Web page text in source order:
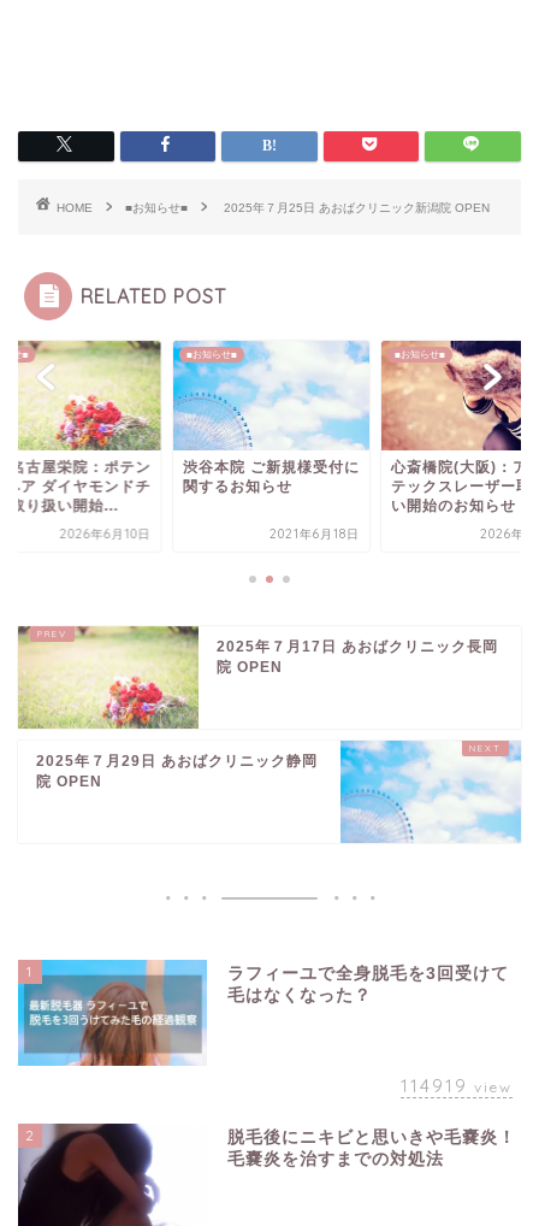
HOME ■お知らせ■ 2025年７月25日 あおばクリニック新潟院 OPEN
RELATED POST
らせ■
名古屋栄院：ポテン
ヘア ダイヤモンドチ
取り扱い開始...
2026年6月10日
■お知らせ■
渋谷本院 ご新規様受付に
関するお知らせ
2021年6月18日
■お知らせ■
心斎橋院(大阪)：ア
テックスレーザー取
い開始のお知らせ
2026年2
2025年７月17日 あおばクリニック長岡
院 OPEN
2025年７月29日 あおばクリニック静岡
院 OPEN
1
ラフィーユで全身脱毛を3回受けて
毛はなくなった？
114919 view
2
脱毛後にニキビと思いきや毛嚢炎！
毛嚢炎を治すまでの対処法